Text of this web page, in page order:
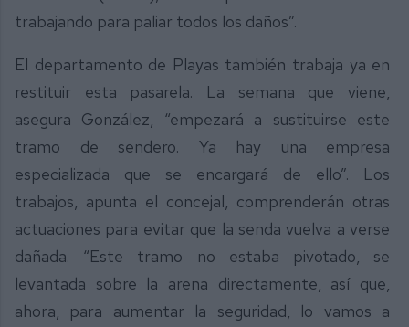
trabajando para paliar todos los daños”.
El departamento de Playas también trabaja ya en
restituir esta pasarela. La semana que viene,
asegura González, “empezará a sustituirse este
tramo de sendero. Ya hay una empresa
especializada que se encargará de ello”. Los
trabajos, apunta el concejal, comprenderán otras
actuaciones para evitar que la senda vuelva a verse
dañada. “Este tramo no estaba pivotado, se
levantada sobre la arena directamente, así que,
ahora, para aumentar la seguridad, lo vamos a